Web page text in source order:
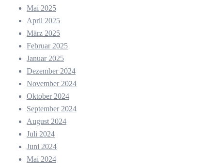
Mai 2025
April 2025
März 2025
Februar 2025
Januar 2025
Dezember 2024
November 2024
Oktober 2024
September 2024
August 2024
Juli 2024
Juni 2024
Mai 2024